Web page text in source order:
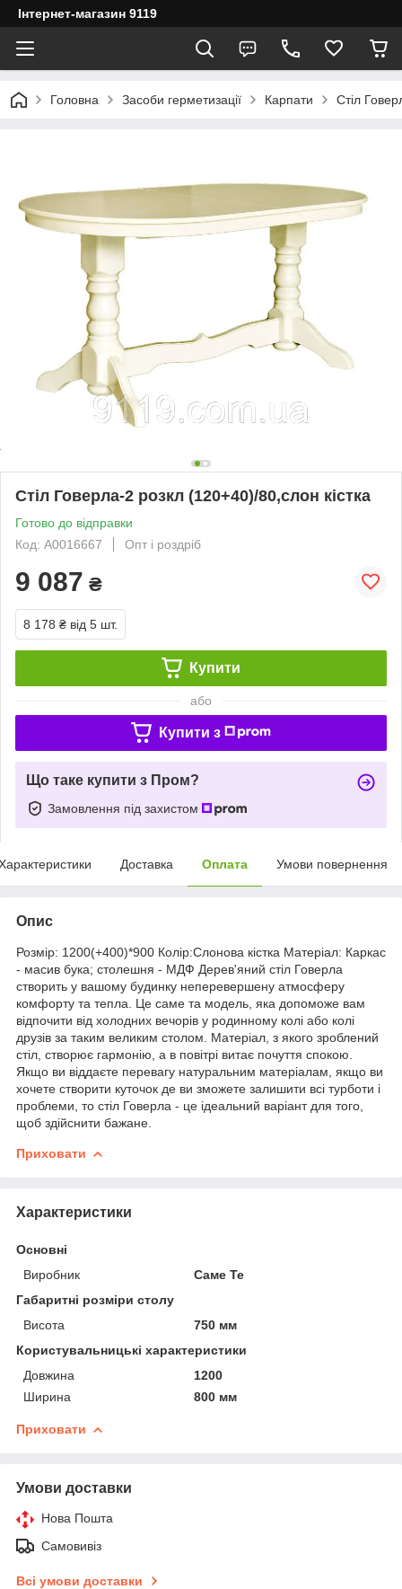
Інтернет-магазин 9119
Головна Засоби герметизації Карпати Стіл
Стіл Говерла-2 розкл (120+40)/80,слон кістка
Готово до відправки
Код: А0016667
Опт і роздріб
9 087 ₴
8 178 ₴ від 5 шт.
Купити
або
Купити з
Що таке купити з Пром?
Замовлення під захистом
Доставка Оплата Умови повернення
Опис
Розмір: 1200(+400)*900 Колір:Слонова кістка Матеріал: Каркас
- масив бука; столешня - МДФ Дерев'яний стіл Говерла
створить у вашому будинку неперевершену атмосферу
комфорту та тепла. Це саме та модель, яка допоможе вам
відпочити від холодних вечорів у родинному колі або колі
друзів за таким великим столом. Матеріал, з якого зроблений
стіл, створює гармонію, а в повітрі витає почуття спокою.
Якщо ви віддаєте перевагу натуральним матеріалам, якщо ви
хочете створити куточок де ви зможете залишити всі турботи і
проблеми, то стіл Говерла - це ідеальний варіант для того,
щоб здійснити бажане.
Приховати
Характеристики
Основні
Виробник
Саме Те
Габаритні розміри столу
Висота
750 мм
Користувальницькі характеристики
Довжина
1200
Ширина
800 мм
Приховати
Умови доставки
Нова Пошта
Самовивіз
Всі умови доставки